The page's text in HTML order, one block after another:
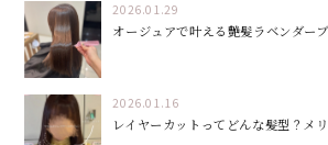
2026.01.29
オージュアで叶える艶髪ラベンダー
2026.01.16
レイヤーカットってどんな髪型？メ